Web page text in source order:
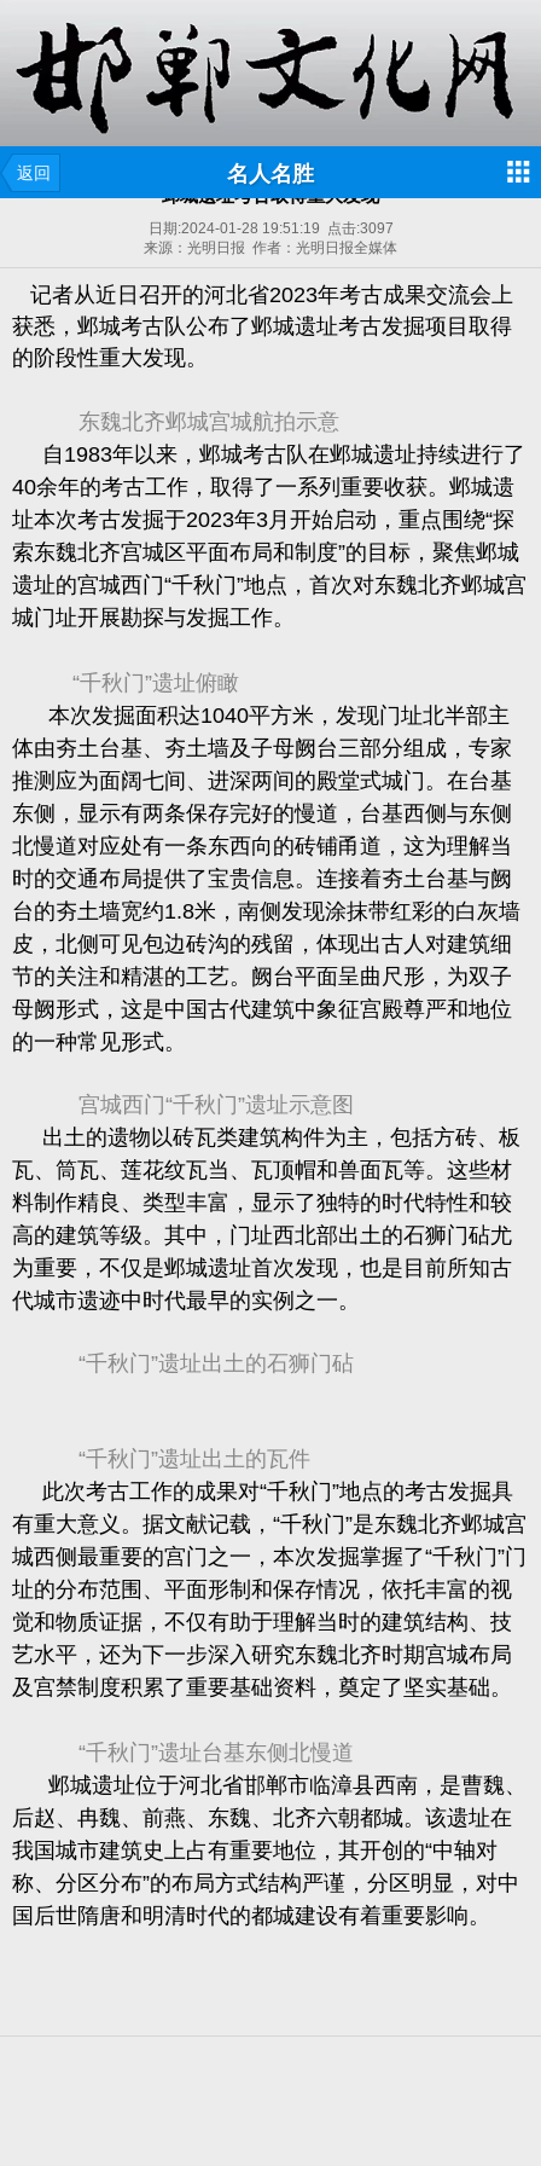
返回 名人名胜
邺城遗址考古取得重大发现
日期:2024-01-28 19:51:19 点击:3097
来源：光明日报 作者：光明日报全媒体
记者从近日召开的河北省2023年考古成果交流会上
获悉，邺城考古队公布了邺城遗址考古发掘项目取得
的阶段性重大发现。
东魏北齐邺城宫城航拍示意
自1983年以来，邺城考古队在邺城遗址持续进行了
40余年的考古工作，取得了一系列重要收获。邺城遗
址本次考古发掘于2023年3月开始启动，重点围绕“探
索东魏北齐宫城区平面布局和制度”的目标，聚焦邺城
遗址的宫城西门“千秋门”地点，首次对东魏北齐邺城宫
城门址开展勘探与发掘工作。
“千秋门”遗址俯瞰
本次发掘面积达1040平方米，发现门址北半部主
体由夯土台基、夯土墙及子母阙台三部分组成，专家
推测应为面阔七间、进深两间的殿堂式城门。在台基
东侧，显示有两条保存完好的慢道，台基西侧与东侧
北慢道对应处有一条东西向的砖铺甬道，这为理解当
时的交通布局提供了宝贵信息。连接着夯土台基与阙
台的夯土墙宽约1.8米，南侧发现涂抹带红彩的白灰墙
皮，北侧可见包边砖沟的残留，体现出古人对建筑细
节的关注和精湛的工艺。阙台平面呈曲尺形，为双子
母阙形式，这是中国古代建筑中象征宫殿尊严和地位
的一种常见形式。
宫城西门“千秋门”遗址示意图
出土的遗物以砖瓦类建筑构件为主，包括方砖、板
瓦、筒瓦、莲花纹瓦当、瓦顶帽和兽面瓦等。这些材
料制作精良、类型丰富，显示了独特的时代特性和较
高的建筑等级。其中，门址西北部出土的石狮门砧尤
为重要，不仅是邺城遗址首次发现，也是目前所知古
代城市遗迹中时代最早的实例之一。
“千秋门”遗址出土的石狮门砧
“千秋门”遗址出土的瓦件
此次考古工作的成果对“千秋门”地点的考古发掘具
有重大意义。据文献记载，“千秋门”是东魏北齐邺城宫
城西侧最重要的宫门之一，本次发掘掌握了“千秋门”门
址的分布范围、平面形制和保存情况，依托丰富的视
觉和物质证据，不仅有助于理解当时的建筑结构、技
艺水平，还为下一步深入研究东魏北齐时期宫城布局
及宫禁制度积累了重要基础资料，奠定了坚实基础。
“千秋门”遗址台基东侧北慢道
邺城遗址位于河北省邯郸市临漳县西南，是曹魏、
后赵、冉魏、前燕、东魏、北齐六朝都城。该遗址在
我国城市建筑史上占有重要地位，其开创的“中轴对
称、分区分布”的布局方式结构严谨，分区明显，对中
国后世隋唐和明清时代的都城建设有着重要影响。